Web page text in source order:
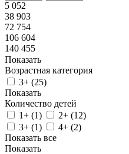
5 052
38 903
72 754
106 604
140 455
Показать
Возрастная категория
3+ (25)
Показать
Количество детей
1+ (1) 2+ (12)
3+ (1) 4+ (2)
Показать все
Показать